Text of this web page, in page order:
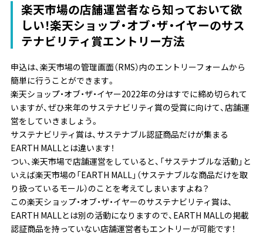
楽天市場の店舗運営者なら知っておいて欲
しい！楽天ショップ・オブ・ザ・イヤーのサス
テナビリティ賞エントリー方法
申込は、楽天市場の管理画面（RMS）内のエントリーフォームから
簡単に行うことができます。
楽天ショップ・オブ・ザ・イヤー2022年の分はすでに締め切られて
いますが、ぜひ来年のサステナビリティ賞の受賞に向けて、店舗運
営をしていきましょう。
サステナビリティ賞は、サステナブル認証商品だけが集まる
EARTH MALLとは違います！
つい、楽天市場で店舗運営をしていると、「サステナブルな活動」と
いえば楽天市場の「EARTH MALL」（サステナブルな商品だけを取
り扱っているモール）のことを考えてしまいますよね？
この楽天ショップ・オブ・ザ・イヤーのサステナビリティ賞は、
EARTH MALLとは別の活動になりますので、EARTH MALLの掲載
認証商品を持っていない店舗運営者もエントリーが可能です！